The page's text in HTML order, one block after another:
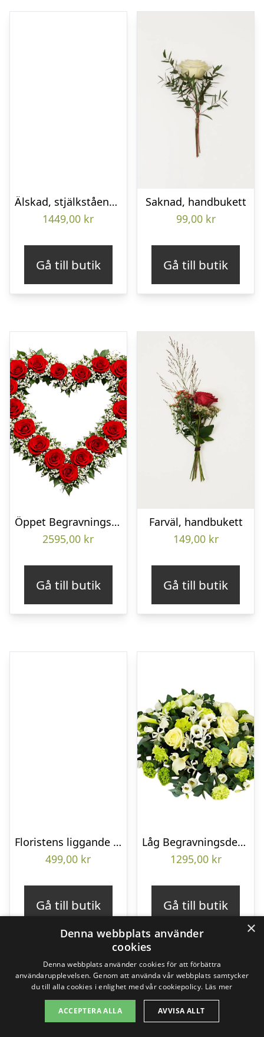
Älskad, stjälkstående bukett
1449,00 kr
Gå till butik
Saknad, handbukett
99,00 kr
Gå till butik
Öppet Begravningshjärta
2595,00 kr
Gå till butik
Farväl, handbukett
149,00 kr
Gå till butik
Floristens liggande bukett
499,00 kr
Gå till butik
Låg Begravningsdekoration
1295,00 kr
Gå till butik
×
Denna webbplats använder
cookies
Denna webbplats använder cookies för att förbättra
användarupplevelsen. Genom att använda vår webbplats samtycker
du till alla cookies i enlighet med vår cookiepolicy. Läs mer
ACCEPTERA ALLA AVVISA ALLT